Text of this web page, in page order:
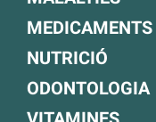
MEDICAMENTS
NUTRICIÓ
ODONTOLOGIA